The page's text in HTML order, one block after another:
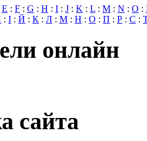
E : F : G : H : I : J : K : L : M : N : O :
: І : Й : К : Л : М : Н : О : П : Р : С :
онлайн
сайта